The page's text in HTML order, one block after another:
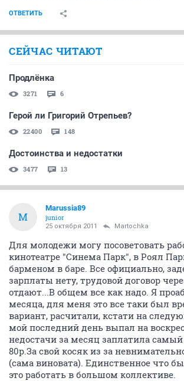
ОТВЕТИТЬ
СЕЙЧАС ЧИТАЮТ
Продлёнка
3271 6
Герой ли Григорий Отрепьев?
22400 148
Достоинства и недостатки
3477 13
M
Marussia89
junior
25 октября 2011 Martochka
Для молодежи могу посоветовать
кинотеатре "Синема Парк", в Роял
барменом в баре. Все официально,
зарплаты нету, трудовой договор
отдают...В общем все как надо. Я
месяца, для меня это все таки был
вариант, расчитали, кстати на
мой последний день выпал на
недостачи за месяц заплатила
80р.За свой косяк из за
(сама виновата). Единственное что
это работать в большом коллективе.